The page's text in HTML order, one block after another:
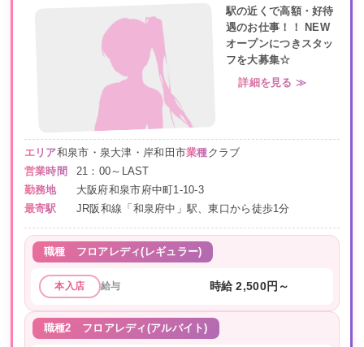
駅の近くで高額・好待
遇のお仕事！！ NEW
オープンにつきスタッ
フを大募集☆
詳細を見る ≫
エリア和泉市・泉大津・岸和田市業種クラブ
営業時間
21：00～LAST
勤務地
大阪府和泉市府中町1-10-3
最寄駅
JR阪和線「和泉府中」駅、東口から徒歩1分
職種 フロアレディ(レギュラー)
本入店 給与 時給 2,500円～
職種2 フロアレディ(アルバイト)